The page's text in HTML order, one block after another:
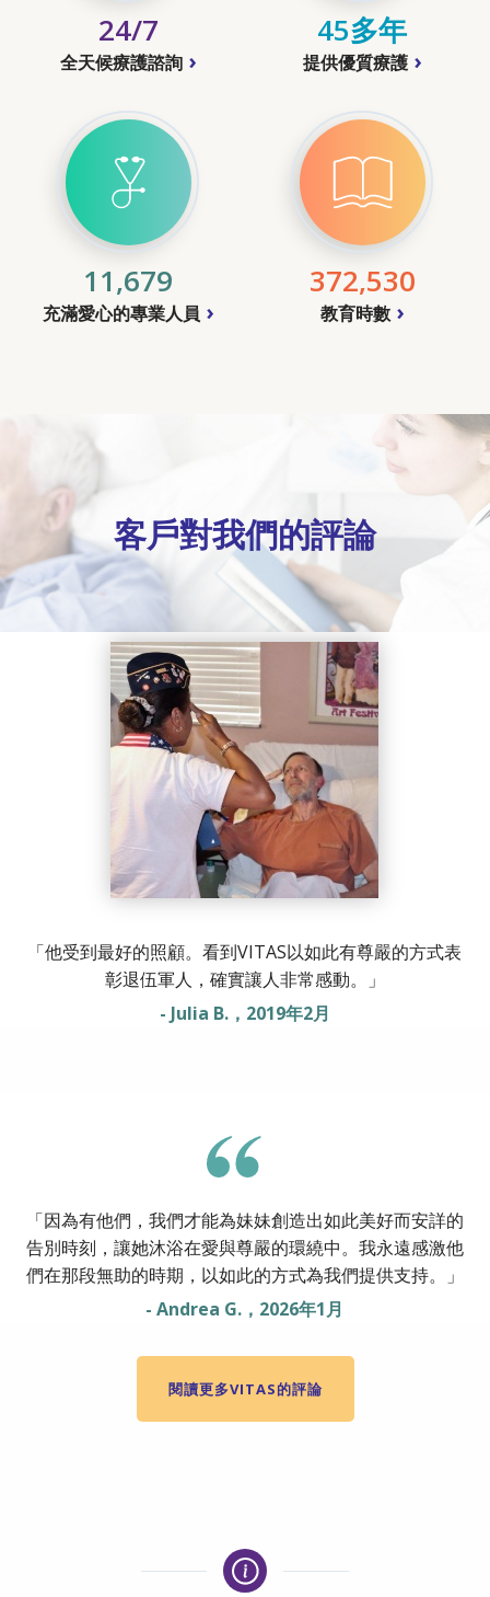
24/7
全天候療護諮詢
45多年
提供優質療護
11,679
充滿愛心的專業人員
372,530
教育時數
客戶對我們的評論
「他受到最好的照顧。看到VITAS以如此有尊嚴的方式表
彰退伍軍人，確實讓人非常感動。」
- Julia B.，2019年2月
「因為有他們，我們才能為妹妹創造出如此美好而安詳的
告別時刻，讓她沐浴在愛與尊嚴的環繞中。我永遠感激他
們在那段無助的時期，以如此的方式為我們提供支持。」
- Andrea G.，2026年1月
閱讀更多VITAS的評論